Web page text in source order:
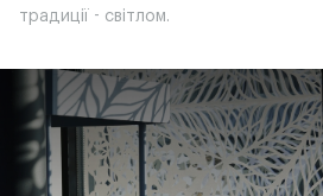
традиції - світлом.